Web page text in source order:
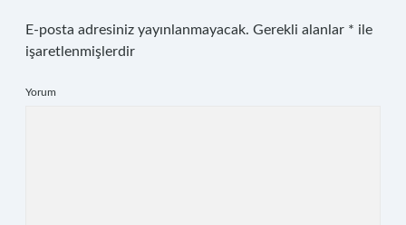
E-posta adresiniz yayınlanmayacak. Gerekli alanlar * ile
işaretlenmişlerdir
Yorum